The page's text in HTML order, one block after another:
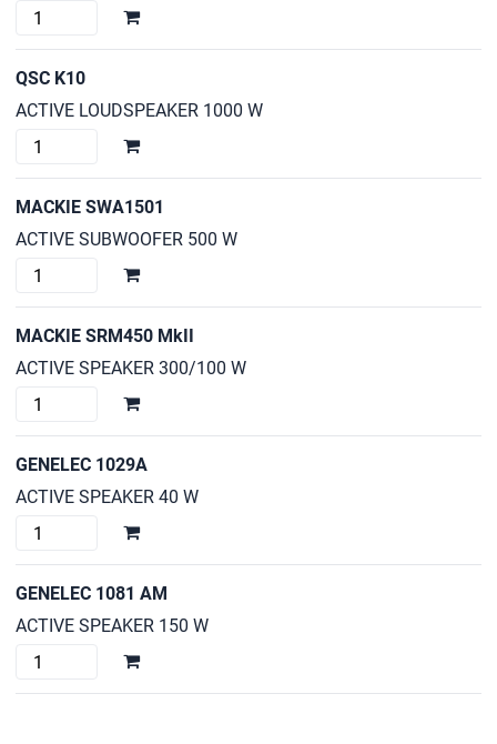
QSC
cantidad
QSC K10
ACTIVE LOUDSPEAKER 1000 W
QSC
cantidad
MACKIE SWA1501
ACTIVE SUBWOOFER 500 W
MACKIE
cantidad
MACKIE SRM450 MkII
ACTIVE SPEAKER 300/100 W
MACKIE
MkII
GENELEC 1029A
ACTIVE SPEAKER 40 W
GENELEC
cantidad
GENELEC 1081 AM
ACTIVE SPEAKER 150 W
GENELEC